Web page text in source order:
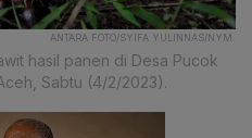
ANTARA FOTO/SYIFA YULINNAS/NYM.
hasil panen di Desa Pucok
Sabtu (4/2/2023).